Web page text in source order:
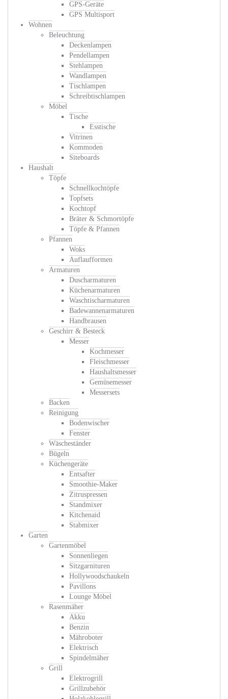
GPS-Geräte
GPS Multisport
Wohnen
Beleuchtung
Deckenlampen
Pendellampen
Stehlampen
Wandlampen
Tischlampen
Schreibtischlampen
Möbel
Tische
Esstische
Vitrinen
Kommoden
Siteboards
Haushalt
Töpfe
Schnellkochtöpfe
Topfsets
Kochtopf
Bräter & Schmortöpfe
Töpfe & Pfannen
Pfannen
Woks
Auflaufformen
Armaturen
Duscharmaturen
Küchenarmaturen
Waschtischarmaturen
Badewannenarmaturen
Handbrausen
Geschirr & Besteck
Messer
Kochmesser
Fleischmesser
Haushaltsmesser
Gemüsemesser
Messersets
Backen
Reinigung
Bodenwischer
Fenster
Wäscheständer
Bügeln
Küchengeräte
Entsafter
Smoothie-Maker
Zitruspressen
Standmixer
Kitchenaid
Stabmixer
Garten
Gartenmöbel
Sonnenliegen
Sitzgarnituren
Hollywoodschaukeln
Pavillons
Lounge Möbel
Rasenmäher
Akku
Benzin
Mähroboter
Elektrisch
Spindelmäher
Grill
Elektrogrill
Grillzubehör